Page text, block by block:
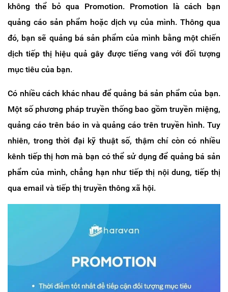
không thể bỏ qua Promotion. Promotion là cách bạn
quảng cáo sản phẩm hoặc dịch vụ của mình. Thông qua
đó, bạn sẽ quảng bá sản phẩm của mình bằng một chiến
dịch tiếp thị hiệu quả gây được tiếng vang với đối tượng
mục tiêu của bạn.
Có nhiều cách khác nhau để quảng bá sản phẩm của bạn.
Một số phương pháp truyền thống bao gồm truyền miệng,
quảng cáo trên báo in và quảng cáo trên truyền hình. Tuy
nhiên, trong thời đại kỹ thuật số, thậm chí còn có nhiều
kênh tiếp thị hơn mà bạn có thể sử dụng để quảng bá sản
phẩm của mình, chẳng hạn như tiếp thị nội dung, tiếp thị
qua email và tiếp thị truyền thông xã hội.